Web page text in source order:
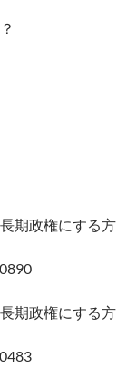
期政権にする方
期政権にする方